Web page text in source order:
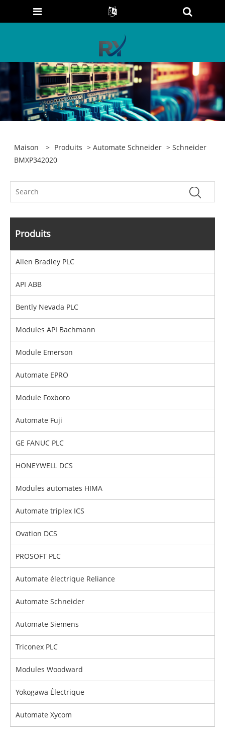
Maison > Produits >Automate Schneider > Schneider
BMXP342020
Produits
Allen Bradley PLC
API ABB
Bently Nevada PLC
Modules API Bachmann
Module Emerson
Automate EPRO
Module Foxboro
Automate Fuji
GE FANUC PLC
HONEYWELL DCS
Modules automates HIMA
Automate triplex ICS
Ovation DCS
PROSOFT PLC
Automate électrique Reliance
Automate Schneider
Automate Siemens
Triconex PLC
Modules Woodward
Yokogawa Électrique
Automate Xycom